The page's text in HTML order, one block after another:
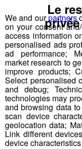
Pour la version
en ski!
We and ourpartners
on your consent
access information
personalised ads
ad performance;
market research to
improve products;
Select personalised
and debug;
technologies may
and browsing data
scan device
geolocation data;
Link different
device
Le